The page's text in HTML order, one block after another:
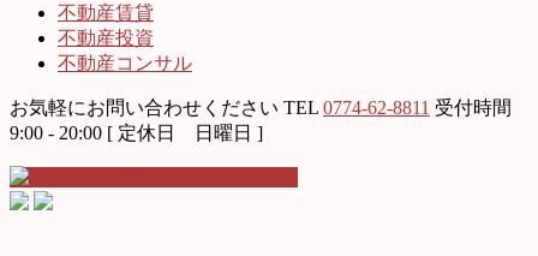
不動産賃貸
不動産投資
不動産コンサル
お気軽にお問い合わせください TEL 0774-62-8811 受付時間
9:00 - 20:00 [ 定休日 日曜日 ]